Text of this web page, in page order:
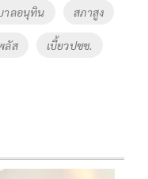
าลอนุทิน สภาสูง
ลัส เบี้ยวปชช.